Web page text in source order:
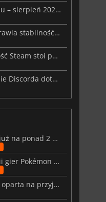
Premiery gier wideo w tym tygodniu – sierpień 2026 r. (32. tydzień)
Nowa aktualizacja w Palworld poprawia stabilność Sunreach i walk z bossami
Projekt Helix znów w grze, przyszłość Steam stoi pod znakiem zapytania
Złośliwe oprogramowanie i przejęcie Discorda dotknęły Meccha Chameleon
Resident Evil: Veronica znalazł się już na ponad 2 milionach list życzeń
Beast of Reincarnation: twórcy serii gier Pokémon wkraczają na nową ścieżkę
Big Walk już w sprzedaży – podróż oparta na przyjaźni